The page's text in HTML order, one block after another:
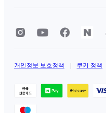
개인정보 보호정책 쿠키 정책